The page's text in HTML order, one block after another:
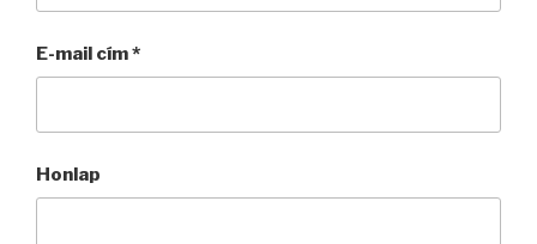
E-mail cím*
Honlap